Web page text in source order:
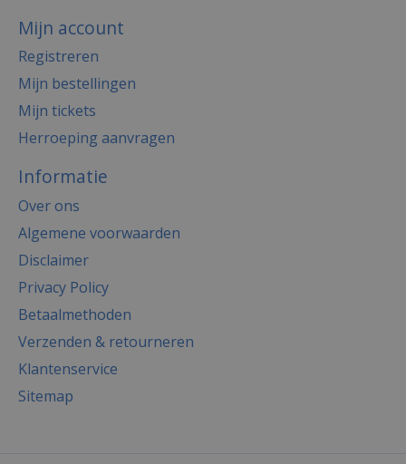
Mijn account
Registreren
Mijn bestellingen
Mijn tickets
Herroeping aanvragen
Informatie
Over ons
Algemene voorwaarden
Disclaimer
Privacy Policy
Betaalmethoden
Verzenden & retourneren
Klantenservice
Sitemap